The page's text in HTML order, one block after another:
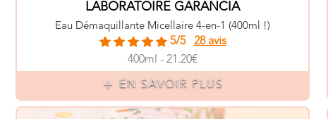
LABORATOIRE GARANCIA
Eau Démaquillante Micellaire 4-en-1 (400ml !)
5/5
28 avis
400ml - 21.20€
EN SAVOIR PLUS